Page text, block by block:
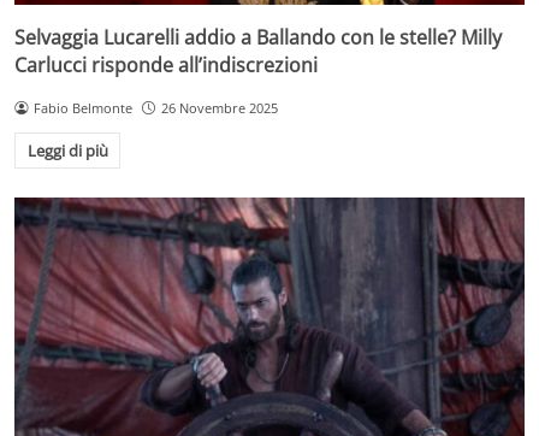
Selvaggia Lucarelli addio a Ballando con le stelle? Milly
Carlucci risponde all’indiscrezioni
Fabio Belmonte 26 Novembre 2025
Leggi di più